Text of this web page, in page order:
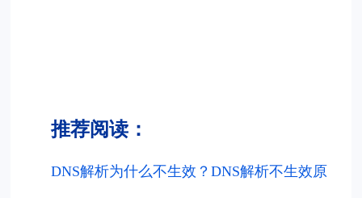
推荐阅读：
DNS解析为什么不生效？DNS解析不生效原